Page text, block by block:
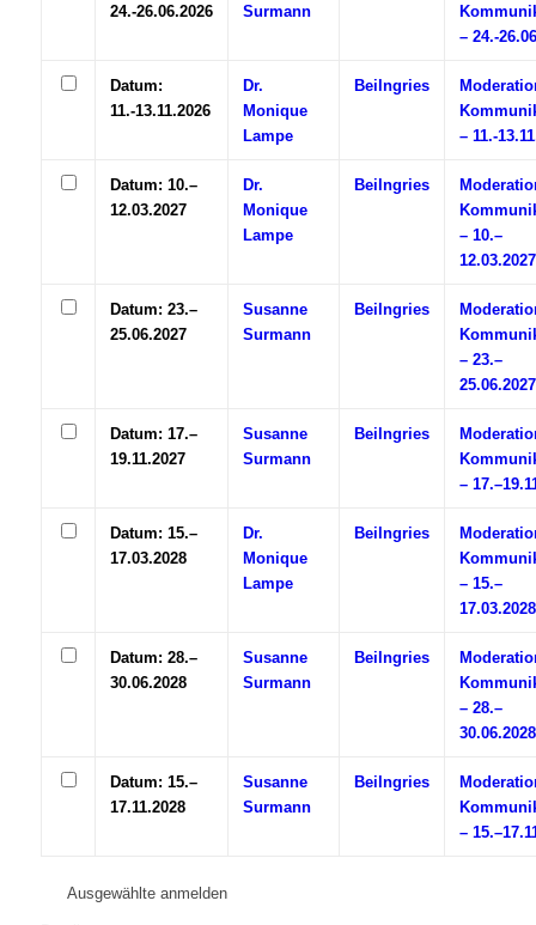
24.-26.06.2026
Surmann
– 24.-
Datum:
11.-13.11.2026
Dr.
Monique
Lampe
Beilngries
– 11.-
Datum: 10.–
12.03.2027
Dr.
Monique
Lampe
Beilngries
– 10.–
12.03.2027
Datum: 23.–
25.06.2027
Susanne
Surmann
Beilngries
– 23.–
25.06.2027
Datum: 17.–
19.11.2027
Susanne
Surmann
Beilngries
–
Datum: 15.–
17.03.2028
Dr.
Monique
Lampe
Beilngries
– 15.–
17.03.2028
Datum: 28.–
30.06.2028
Susanne
Surmann
Beilngries
– 28.–
30.06.2028
Datum: 15.–
17.11.2028
Susanne
Surmann
Beilngries
–
Ausgewählte anmelden